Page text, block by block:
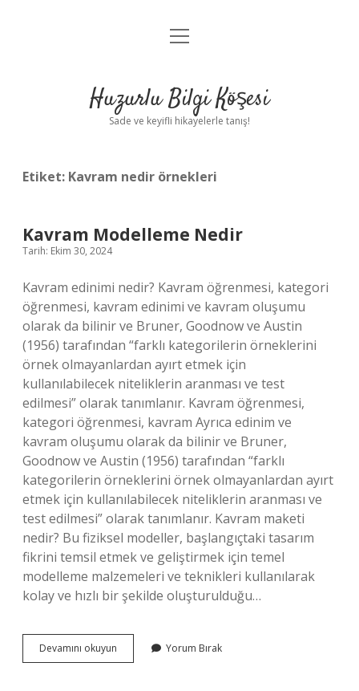
Anasayfa
Yasal Uyarı
menüyü
Huzurlu Bilgi Köşesi
Sade ve keyifli hikayelerle tanış!
Etiket: Kavram nedir örnekleri
Kavram Modelleme Nedir
Tarih: Ekim 30, 2024
Kavram edinimi nedir? Kavram öğrenmesi, kategori
öğrenmesi, kavram edinimi ve kavram oluşumu
olarak da bilinir ve Bruner, Goodnow ve Austin
(1956) tarafından “farklı kategorilerin örneklerini
örnek olmayanlardan ayırt etmek için
kullanılabilecek niteliklerin aranması ve test
edilmesi” olarak tanımlanır. Kavram öğrenmesi,
kategori öğrenmesi, kavram Ayrıca edinim ve
kavram oluşumu olarak da bilinir ve Bruner,
Goodnow ve Austin (1956) tarafından “farklı
kategorilerin örneklerini örnek olmayanlardan ayırt
etmek için kullanılabilecek niteliklerin aranması ve
test edilmesi” olarak tanımlanır. Kavram maketi
nedir? Bu fiziksel modeller, başlangıçtaki tasarım
fikrini temsil etmek ve geliştirmek için temel
modelleme malzemeleri ve teknikleri kullanılarak
kolay ve hızlı bir şekilde oluşturulduğu…
Devamını okuyun
Modelleme
Yorum Bırak